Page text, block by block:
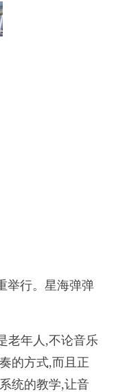
举行。星海弹弹
老年人,不论音乐
的方式,而且正
统的教学,让音